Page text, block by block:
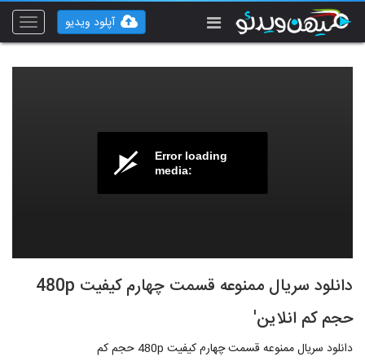
Toggle
آپلود ویدیو
Error loading
media:
دانلود سریال ممنوعه قسمت چهارم کیفیت 480p
حجم کم انلاین'
دانلود سریال ممنوعه قسمت چهارم کیفیت 480p حجم کم